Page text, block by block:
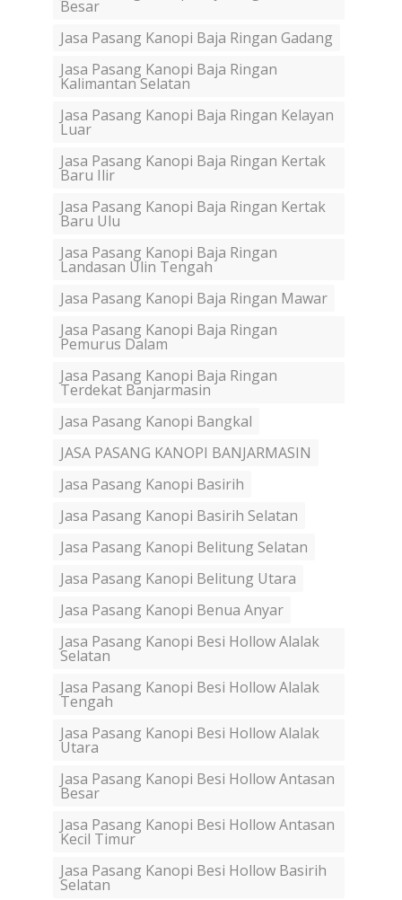
Besar
Jasa Pasang Kanopi Baja Ringan Gadang
Jasa Pasang Kanopi Baja Ringan
Kalimantan Selatan
Jasa Pasang Kanopi Baja Ringan Kelayan
Luar
Jasa Pasang Kanopi Baja Ringan Kertak
Baru Ilir
Jasa Pasang Kanopi Baja Ringan Kertak
Baru Ulu
Jasa Pasang Kanopi Baja Ringan
Landasan Ulin Tengah
Jasa Pasang Kanopi Baja Ringan Mawar
Jasa Pasang Kanopi Baja Ringan
Pemurus Dalam
Jasa Pasang Kanopi Baja Ringan
Terdekat Banjarmasin
Jasa Pasang Kanopi Bangkal
JASA PASANG KANOPI BANJARMASIN
Jasa Pasang Kanopi Basirih
Jasa Pasang Kanopi Basirih Selatan
Jasa Pasang Kanopi Belitung Selatan
Jasa Pasang Kanopi Belitung Utara
Jasa Pasang Kanopi Benua Anyar
Jasa Pasang Kanopi Besi Hollow Alalak
Selatan
Jasa Pasang Kanopi Besi Hollow Alalak
Tengah
Jasa Pasang Kanopi Besi Hollow Alalak
Utara
Jasa Pasang Kanopi Besi Hollow Antasan
Besar
Jasa Pasang Kanopi Besi Hollow Antasan
Kecil Timur
Jasa Pasang Kanopi Besi Hollow Basirih
Selatan